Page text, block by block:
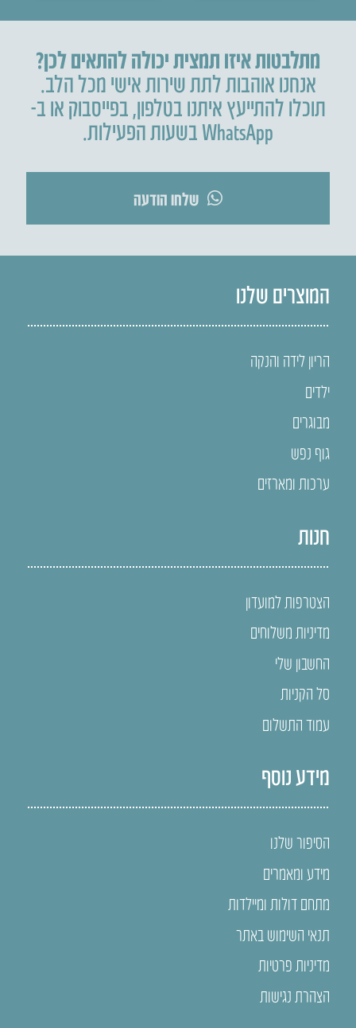
מתלבטות איזו תמצית יכולה להתאים לכן?
אנחנו אוהבות לתת שירות אישי מכל הלב.
תוכלו להתייעץ איתנו בטלפון,בפייסבוק או ב-
WhatsApp בשעות הפעילות.
שלחו הודעה
המוצרים שלנו
הריון לידה והנקה
ילדים
מבוגרים
גוף נפש
ערכות ומארזים
חנות
הצטרפות למועדון
מדיניות משלוחים
החשבון שלי
סל הקניות
עמוד התשלום
מידע נוסף
הסיפור שלנו
מידע ומאמרים
מתחם דולות ומיילדות
תנאי השימוש באתר
מדיניות פרטיות
הצהרת נגישות